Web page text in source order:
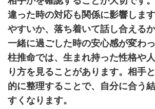
違った時の対応も関係に影響しま
やすいか、落ち着いて話し合える
一緒に過ごした時の安心感が変わ
柱推命では、生まれ持った性格や
り方を見ることがあります。相手
的に整理することで、自分に合う
すくなります。